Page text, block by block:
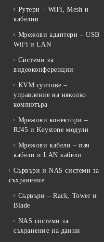
Рутери – WiFi, Mesh и
кабелни
Мрежови адаптери – USB
WiFi и LAN
Системи за
видеоконференции
KVM суичове –
управление на няколко
компютъра
Мрежови конектори –
RJ45 и Keystone модули
Мрежови кабели – пач
кабели и LAN кабели
Сървъри и NAS системи за
съхранение
Сървъри – Rack, Tower и
Blade
NAS системи за
съхранение на данни